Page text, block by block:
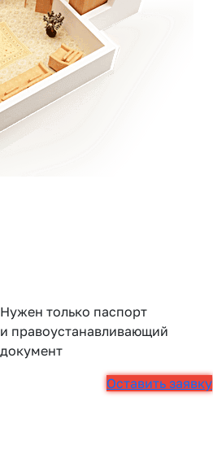
Нужен только паспорт
и правоустанавливающий
документ
Оставить заявку